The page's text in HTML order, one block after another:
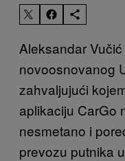
Aleksandar
novoosnovanog
zahvaljujući
aplikaciju CarGo
nesmetano i
prevozu putnika